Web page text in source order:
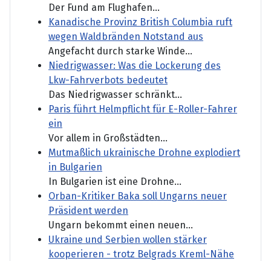
Der Fund am Flughafen...
Kanadische Provinz British Columbia ruft
wegen Waldbränden Notstand aus
Angefacht durch starke Winde...
Niedrigwasser: Was die Lockerung des
Lkw-Fahrverbots bedeutet
Das Niedrigwasser schränkt...
Paris führt Helmpflicht für E-Roller-Fahrer
ein
Vor allem in Großstädten...
Mutmaßlich ukrainische Drohne explodiert
in Bulgarien
In Bulgarien ist eine Drohne...
Orban-Kritiker Baka soll Ungarns neuer
Präsident werden
Ungarn bekommt einen neuen...
Ukraine und Serbien wollen stärker
kooperieren - trotz Belgrads Kreml-Nähe